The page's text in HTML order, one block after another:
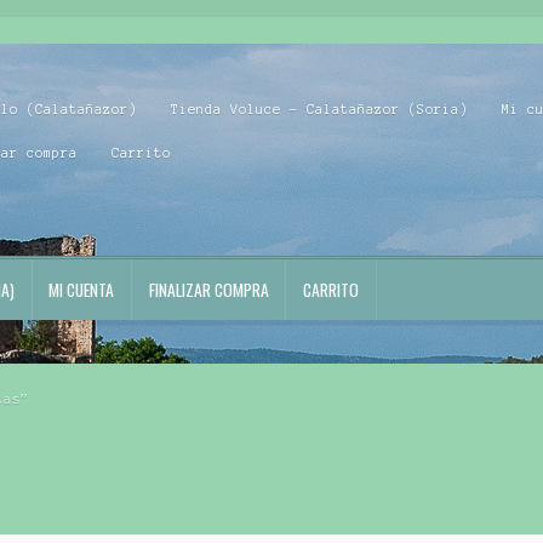
(Calatañazor) Tienda Voluce – Calatañazor (Soria) Mi
compra Carrito
MI CUENTA FINALIZAR COMPRA CARRITO